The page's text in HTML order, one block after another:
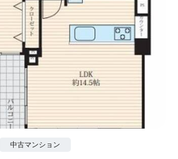
中古マンション